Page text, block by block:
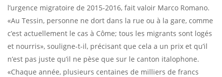
l’urgence migratoire de 2015-2016, fait valoir Marco Romano.
«Au Tessin, personne ne dort dans la rue ou à la gare, comme
c’est actuellement le cas à Côme; tous les migrants sont logés
et nourris», souligne-t-il, précisant que cela a un prix et qu’il
n’est pas juste qu’il ne pèse que sur le canton italophone.
«Chaque année, plusieurs centaines de milliers de francs